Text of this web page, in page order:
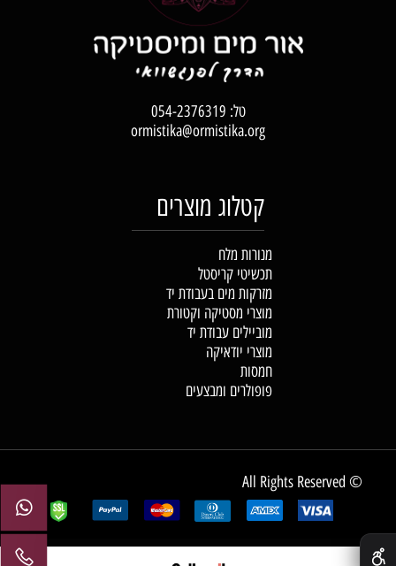
טל: 054-2376319
ormistika@ormistika.org
קטלוג מוצרים
מנורות מלח
תכשיטי קריסטל
מזרקות מים בעבודת יד
מוצרי מסטיקה וקטורת
מוביילים עבודת יד
מוצרי יודאיקה
חמסות
פופולרים ומבצעים
© All Rights Reserved